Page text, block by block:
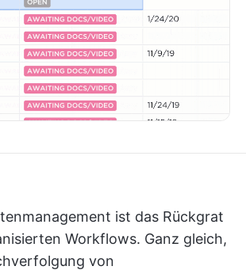
ist das Rückgrat
Workflows. Ganz gleich,
von